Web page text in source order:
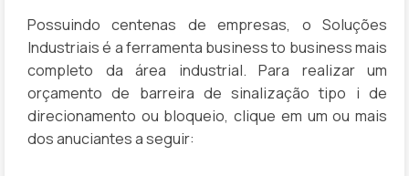
Possuindo centenas de empresas, o Soluções
Industriais é a ferramenta business to business mais
completo da área industrial. Para realizar um
orçamento de barreira de sinalização tipo i de
direcionamento ou bloqueio, clique em um ou mais
dos anuciantes a seguir: